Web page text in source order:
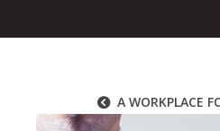
A WORKPLACE